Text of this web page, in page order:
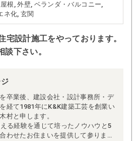
根, 外壁, ベランダ・バルコニー,
ネ化, 玄関
宅設計施工をやっております。
談下さい。
卒業後、建設会社・設計事務所・デ
経て1981年にK&K建築工芸を創業い
村と申します。
る経験を通じて培ったノウハウと5
わせたお住まいを提供して参りま